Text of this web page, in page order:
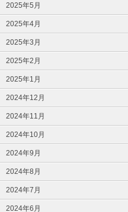
2025年5月
2025年4月
2025年3月
2025年2月
2025年1月
2024年12月
2024年11月
2024年10月
2024年9月
2024年8月
2024年7月
2024年6月